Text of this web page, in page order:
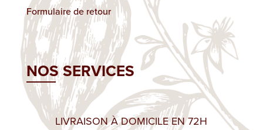
Formulaire de retour
NOS SERVICES
LIVRAISON À DOMICILE EN 72H